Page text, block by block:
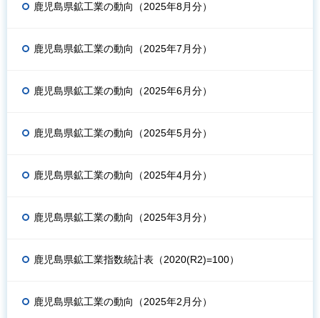
鹿児島県鉱工業の動向（2025年8月分）
鹿児島県鉱工業の動向（2025年7月分）
鹿児島県鉱工業の動向（2025年6月分）
鹿児島県鉱工業の動向（2025年5月分）
鹿児島県鉱工業の動向（2025年4月分）
鹿児島県鉱工業の動向（2025年3月分）
鹿児島県鉱工業指数統計表（2020(R2)=100）
鹿児島県鉱工業の動向（2025年2月分）